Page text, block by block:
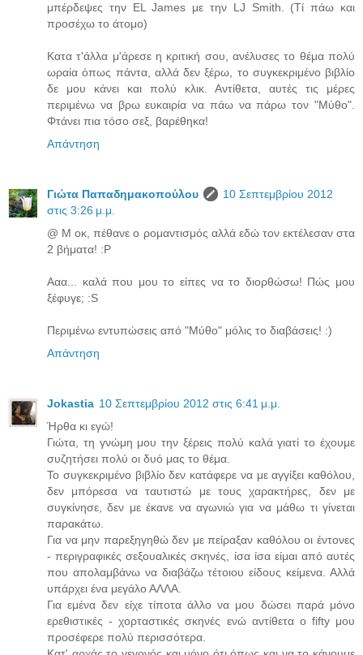
μπέρδεψες την EL James με την LJ Smith. (Τί πάω και
προσέχω το άτομο)
Κατα τ'άλλα μ'άρεσε η κριτική σου, ανέλυσες το θέμα πολύ
ωραία όπως πάντα, αλλά δεν ξέρω, το συγκεκριμένο βιβλίο
δε μου κάνει και πολύ κλικ. Αντίθετα, αυτές τις μέρες
περιμένω να βρω ευκαιρία να πάω να πάρω τον "Μύθο".
Φτάνει πια τόσο σεξ, βαρέθηκα!
Απάντηση
Γιώτα Παπαδημακοπούλου
10 Σεπτεμβρίου 2012
στις 3:26 μ.μ.
@ Μ οκ, πέθανε ο ρομαντισμός αλλά εδώ τον εκτέλεσαν στα
2 βήματα! :P
Ααα... καλά που μου το είπες να το διορθώσω! Πώς μου
ξέφυγε; :S
Περιμένω εντυπώσεις από "Μύθο" μόλις το διαβάσεις! :)
Απάντηση
Jokastia 10 Σεπτεμβρίου 2012 στις 6:41 μ.μ.
Ήρθα κι εγώ!
Γιώτα, τη γνώμη μου την ξέρεις πολύ καλά γιατί το έχουμε
συζητήσει πολύ οι δυό μας το θέμα.
Το συγκεκριμένο βιβλίο δεν κατάφερε να με αγγίξει καθόλου,
δεν μπόρεσα να ταυτιστώ με τους χαρακτήρες, δεν με
συγκίνησε, δεν με έκανε να αγωνιώ για να μάθω τι γίνεται
παρακάτω.
Για να μην παρεξηγηθώ δεν με πείραξαν καθόλου οι έντονες
- περιγραφικές σεξουαλικές σκηνές, ίσα ίσα είμαι από αυτές
που απολαμβάνω να διαβάζω τέτοιου είδους κείμενα. Αλλά
υπάρχει ένα μεγάλο ΑΛΛΑ.
Για εμένα δεν είχε τίποτα άλλο να μου δώσει παρά μόνο
ερεθιστικές - χορταστικές σκηνές ενώ αντίθετα ο fifty μου
προσέφερε πολύ περισσότερα.